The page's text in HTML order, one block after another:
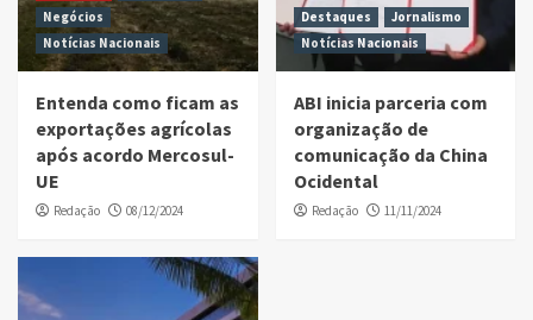
Negócios
Notícias Nacionais
Entenda como ficam as
exportações agrícolas
após acordo Mercosul-
UE
Redação 08/12/2024
Destaques
Jornalismo
Notícias Nacionais
ABI inicia parceria com
organização de
comunicação da China
Ocidental
Redação 11/11/2024